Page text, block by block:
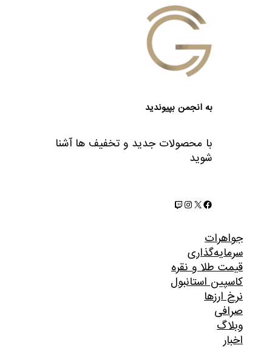
به انجمن بپیوندید
با محصولات جدید و تخفیف ها آشنا
شوید
فیس‌بوکX اینستاگرم توییچ
جواهرات
سرمایه‌گذاری
قیمت طلا و نقره
کاسپین استانبول
نرخ ارزها
صرافی
وبلاگ
اخبار